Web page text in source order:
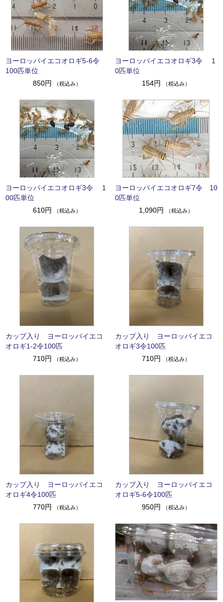
ヨーロッパイエコオロギ5-6令
100匹単位
850円
（税込み）
ヨーロッパイエコオロギ3令 1
0匹単位
154円
（税込み）
ヨーロッパイエコオロギ3令 1
00匹単位
610円
（税込み）
ヨーロッパイエコオロギ7令 10
0匹単位
1,090円
（税込み）
カップ入り ヨーロッパイエコ
オロギ1-2令100匹
710円
（税込み）
カップ入り ヨーロッパイエコ
オロギ3令100匹
710円
（税込み）
カップ入り ヨーロッパイエコ
オロギ4令100匹
770円
（税込み）
カップ入り ヨーロッパイエコ
オロギ5-6令100匹
950円
（税込み）